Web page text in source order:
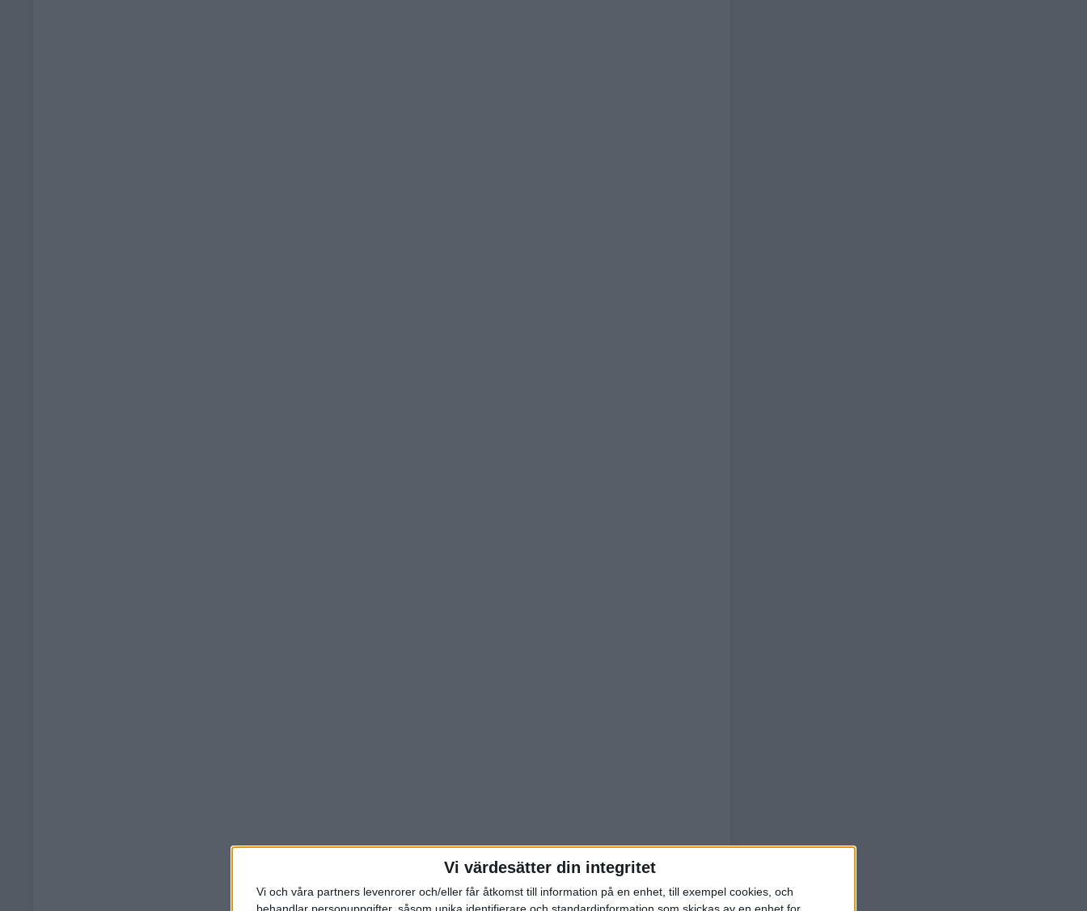
Vi värdesätter din integritet
Vi och våra partners levenrorer och/eller får åtkomst till information på en enhet, till exempel cookies, och
behandlar personuppgifter, såsom unika identifierare och standardinformation som skickas av en enhet for